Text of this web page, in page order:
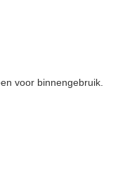
voor binnengebruik.